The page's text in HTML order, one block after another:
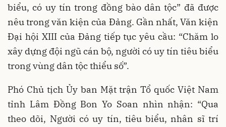
biểu, có uy tín trong đồng bào dân tộc” đã được
nêu trong văn kiện của Đảng. Gần nhất, Văn kiện
Đại hội XIII của Đảng tiếp tục yêu cầu: “Chăm lo
xây dựng đội ngũ cán bộ, người có uy tín tiêu biểu
trong vùng dân tộc thiểu số”.
Phó Chủ tịch Ủy ban Mặt trận Tổ quốc Việt Nam
tỉnh Lâm Đồng Bon Yo Soan nhìn nhận: “Qua
theo dõi, Người có uy tín, tiêu biểu, nhân sĩ trí